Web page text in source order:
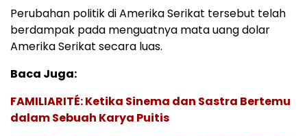
Perubahan politik di Amerika Serikat tersebut telah
berdampak pada menguatnya mata uang dolar
Amerika Serikat secara luas.
Baca Juga:
FAMILIARITÉ: Ketika Sinema dan Sastra Bertemu
dalam Sebuah Karya Puitis